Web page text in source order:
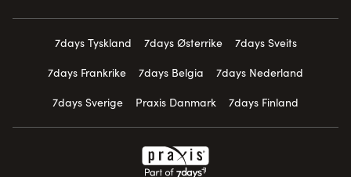
7days Tyskland 7days Østerrike
7days Sveits
7days Frankrike
7days Belgia
7days Nederland
7days Sverige
Praxis Danmark 7days Finland